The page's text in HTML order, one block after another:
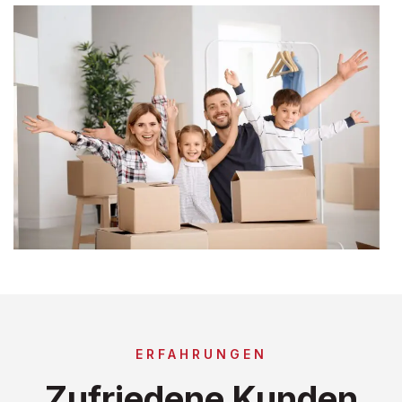
ERFAHRUNGEN